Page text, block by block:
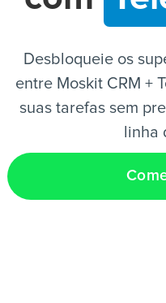
Desbloqueie os
entre Moskit CRM +
suas tarefas sem
linha